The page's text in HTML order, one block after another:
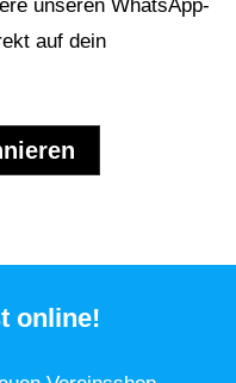
unseren WhatsApp-
auf dein
online!